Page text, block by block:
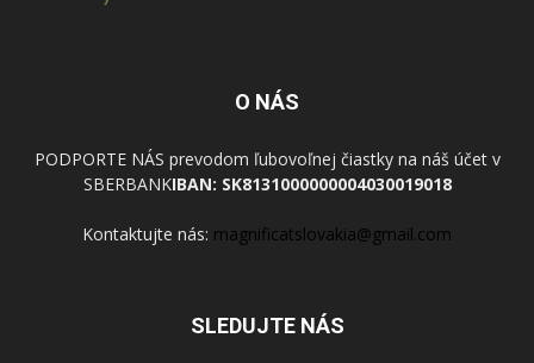
O NÁS
PODPORTE NÁS prevodom ľubovoľnej čiastky na náš účet v
SBERBANKIBAN: SK8131000000004030019018
Kontaktujte nás: magnificatslovakia@gmail.com
SLEDUJTE NÁS